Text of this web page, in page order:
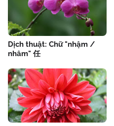
Dịch thuật: Chữ "nhậm /
nhâm" 任